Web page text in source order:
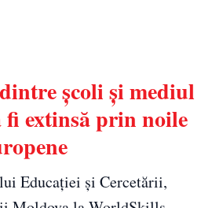
școli și mediul
fi extinsă prin noile
Educației și Cercetării,